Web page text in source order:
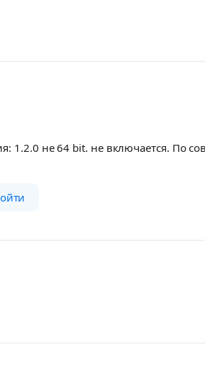
1.2.0 не 64 bit. не включается. По